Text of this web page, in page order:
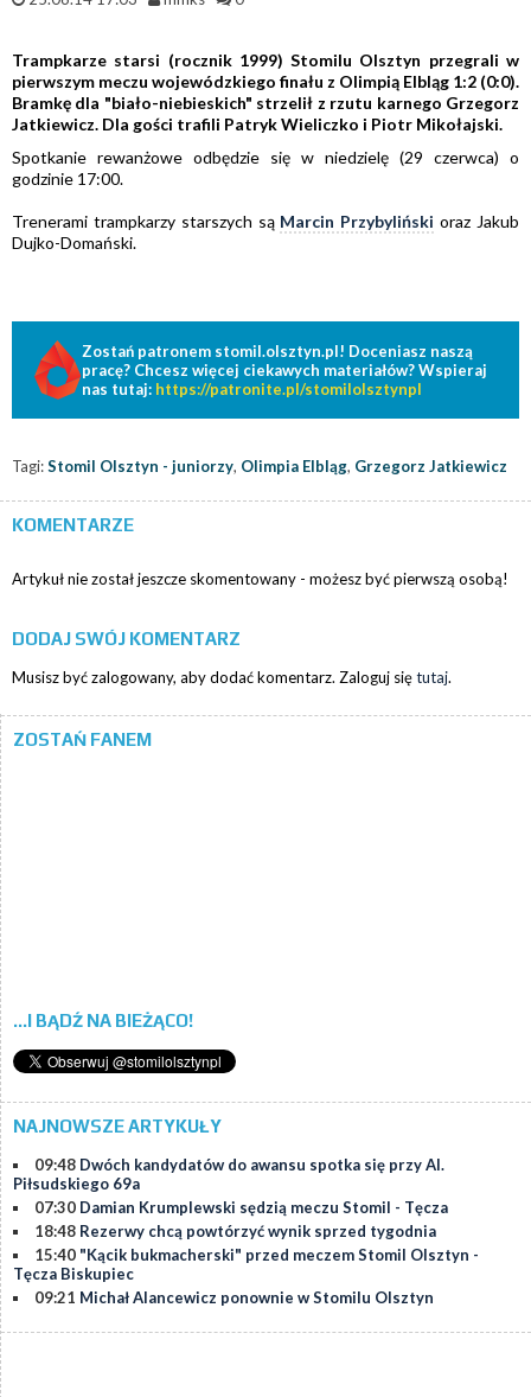
Trampkarze starsi (rocznik 1999) Stomilu Olsztyn przegrali w
pierwszym meczu wojewódzkiego finału z Olimpią Elbląg 1:2 (0:0).
Bramkę dla "biało-niebieskich" strzelił z rzutu karnego Grzegorz
Jatkiewicz. Dla gości trafili Patryk Wieliczko i Piotr Mikołajski.
Spotkanie rewanżowe odbędzie się w niedzielę (29 czerwca) o
godzinie 17:00.
Trenerami trampkarzy starszych są Marcin Przybyliński oraz Jakub
Dujko-Domański.
Zostań patronem stomil.olsztyn.pl! Doceniasz naszą
pracę? Chcesz więcej ciekawych materiałów? Wspieraj
nas tutaj: https://patronite.pl/stomilolsztynpl
Tagi:Stomil Olsztyn - juniorzy, Olimpia Elbląg, Grzegorz Jatkiewicz
KOMENTARZE
Artykuł nie został jeszcze skomentowany - możesz być pierwszą osobą!
DODAJ SWÓJ KOMENTARZ
Musisz być zalogowany, aby dodać komentarz. Zaloguj siętutaj.
ZOSTAŃ FANEM
...I BĄDŹ NA BIEŻĄCO!
NAJNOWSZE ARTYKUŁY
09:48 Dwóch kandydatów do awansu spotka się przy Al.
Piłsudskiego 69a
07:30 Damian Krumplewski sędzią meczu Stomil - Tęcza
18:48 Rezerwy chcą powtórzyć wynik sprzed tygodnia
15:40 "Kącik bukmacherski" przed meczem Stomil Olsztyn -
Tęcza Biskupiec
09:21 Michał Alancewicz ponownie w Stomilu Olsztyn